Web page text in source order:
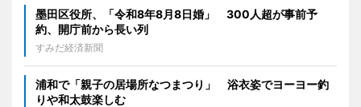
墨田区役所、「令和8年8月8日婚」 300人超が事前予
約、開庁前から長い列
すみだ経済新聞
浦和で「親子の居場所なつまつり」 浴衣姿でヨーヨー釣
りや和太鼓楽しむ